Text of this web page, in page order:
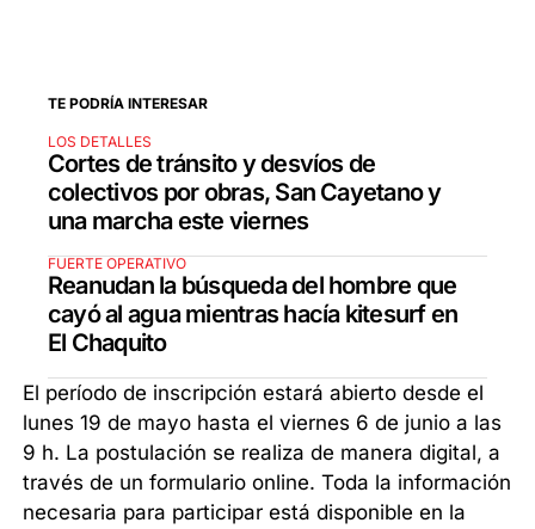
TE PODRÍA INTERESAR
LOS DETALLES
Cortes de tránsito y desvíos de
colectivos por obras, San Cayetano y
una marcha este viernes
FUERTE OPERATIVO
Reanudan la búsqueda del hombre que
cayó al agua mientras hacía kitesurf en
El Chaquito
El período de inscripción estará abierto desde el
lunes 19 de mayo hasta el viernes 6 de junio a las
9 h. La postulación se realiza de manera digital, a
través de un formulario online. Toda la información
necesaria para participar está disponible en la